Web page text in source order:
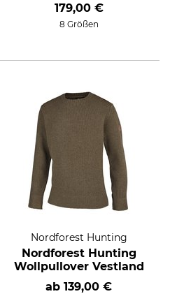
179,00 €
8 Größen
Nordforest Hunting
Nordforest Hunting
Wollpullover Vestland
ab139,00 €